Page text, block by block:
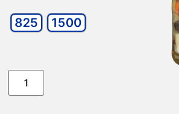
825 1500